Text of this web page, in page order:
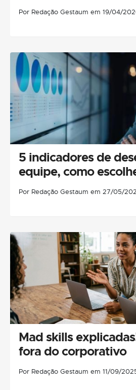
Por Redação Gestaum em 19/04/
5 indicadores de
equipe, como
Por Redação Gestaum em 27/05/
Mad skills
fora do corporativo
Por Redação Gestaum em 11/09/